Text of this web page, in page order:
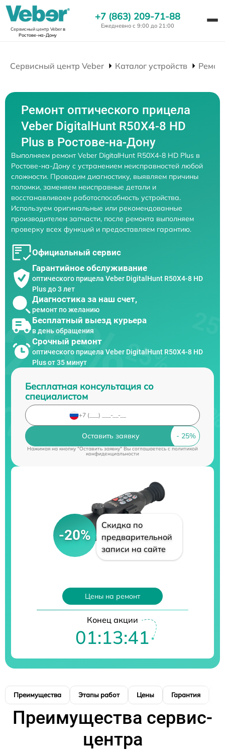
Сервисный центр Veberв
Ростове-на-Дону
+7 (863) 209-71-88
Ежедневно с 9:00 до 21:00
Сервисный центр Veber Каталог устройств
Ремонт оптического прицела
Veber DigitalHunt R50X4-8 HD
Plus в Ростове-на-Дону
Выполняем ремонт Veber DigitalHunt R50X4-8 HD Plus в
Ростове-на-Дону с устранением неисправностей любой
сложности. Проводим диагностику, выявляем причины
поломки, заменяем неисправные детали и
восстанавливаем работоспособность устройства.
Используем оригинальные или рекомендованные
производителем запчасти, после ремонта выполняем
проверку всех функций и предоставляем гарантию.
Официальный сервис
Гарантийное обслуживание
оптического прицела Veber DigitalHunt R50X4-8 HD
Plus до 3 лет
Диагностика за наш счет,
ремонт по желанию
Бесплатный выезд курьера
в день обращения
Срочный ремонт
оптического прицела Veber DigitalHunt R50X4-8 HD
Plus от 35 минут
Бесплатная консультация со
специалистом
Оставить заявку
Нажимая на кнопку "Оставить заявку" Вы соглашаетесь cполитикой
конфиденциальности
-20%
Скидка по
предварительной
записи на сайте
Цены на ремонт
Конец акции
01:13:40
Преимущества Этапы работ Цены Гарантия
Преимущества сервис-
центра